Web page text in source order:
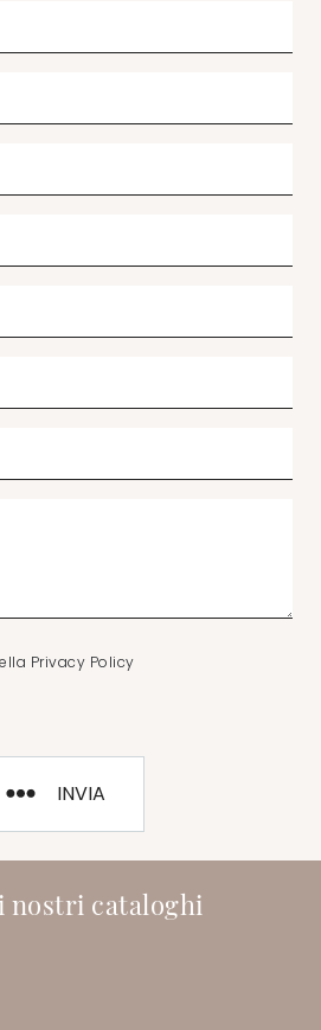
nostri cataloghi
Privacy Policy
INVIA